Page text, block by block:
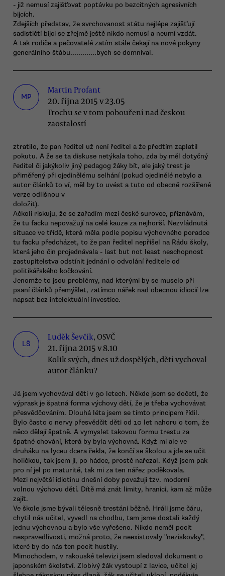
- již nemusí zajišťovat poptávku po bezcitných agresivních
bijcích.
Zdejších představ, že svrchovanost státu nejlépe zajišťují
sadističtí bijci se zřejmě ještě nikdo nemusí a neumí vzdát.
A tak rodiče a pečovatelé zatím stále čekají na nové pokyny
generálního štábu.............bych se domníval.
MP
Martin Profant
20. října 2015 v 23.05
Trochu se v tom pobouření nad českou
zaostalostí
ztratilo, že pan ředitel už není ředitel a že předtím zaplatil
pokutu. A že se ta diskuse netýkala toho, zda by měl dotyčný
ředitel či jakýkoliv jiný pedagog žáky bít, ale jaký trest je
přiměřený při ojedinělému selhání (pokud ojedinělé nebylo a
autor článků to ví, měl by to uvést a tuto od obecně rozšířené
verze odlišnou v
doložit).
Ačkoli riskuju, že se zařadím mezi české surovce, přiznávám,
že tu facku nepovažují na celé kauze za nejhorší. Nezvládnutá
situace ve třídě, která měla podle popisu výchovného poradce
tu facku předcházet, to že pan ředitel nepřišel na Rádu školy,
která jeho čin projednávala - last but not least neschopnost
zastupitelstva odstínit jednání o odvolání ředitele od
politikářského kočkování.
Jenomže to jsou problémy, nad kterými by se muselo při
psaní článků přemýšlet, zatímco nářek nad obecnou idiocií lze
napsat bez intelektuální investice.
LŠ
Luděk Ševčík, OSVČ
21. října 2015 v 8.10
Kolik svých, dnes už dospělých, dětí vychoval
autor článku?
Já jsem vychovával děti v 90 letech. Někde jsem se dočetl, že
výprask je špatná forma výchovy dětí, že je třeba vychovávat
přesvědčováním. Dlouhá léta jsem se tímto principem řídil.
Bylo často o nervy přesvědčit děti od 10 let nahoru o tom, že
něco dělají špatně. A vymyslet takovou formu trestu za
špatné chování, která by byla výchovná. Když mi ale ve
druháku na lyceu dcera řekla, že končí se školou a jde se učit
holičkou, tak jsem jí, po hádce, prostě nařezal. Když jsem pak
pro ní jel po maturitě, tak mi za ten nářez poděkovala.
Mezi největší idiotinu dnešní doby považuji tzv. moderní
volnou výchovu dětí. Dítě má znát limity, hranici, kam až může
zajít.
Ve škole jsme bývali tělesně trestáni běžně. Hráli jsme čáru,
chytil nás učitel, vyvedl na chodbu, tam jsme dostali každý
jednu výchovnou a bylo vše vyřešeno. Nikdo neměl pocit
nespravedlivosti, možná proto, že neexistovaly "neziskovky",
které by do nás ten pocit hustily.
Mimochodem, v rakouské televizi jsem sledoval dokument o
japonském školství. Zlobivý žák vystoupí z lavice, učitel jej